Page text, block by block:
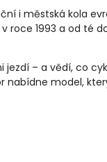
i městská kola
roce 1993 a od té
jezdí – a vědí, co
nabídne model,